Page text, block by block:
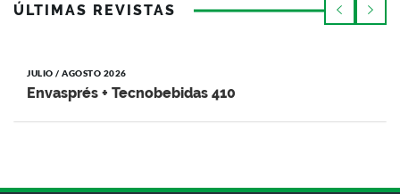
ÚLTIMAS REVISTAS
JULIO / AGOSTO 2026
Envasprés + Tecnobebidas 410